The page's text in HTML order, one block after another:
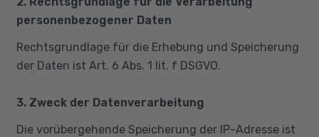
personenbezogener Daten
Rechtsgrundlage für die Erhebung und Speicherung
der Daten ist Art. 6 Abs. 1 lit. f DSGVO.
3. Zweck der Datenverarbeitung
Die vorübergehende Speicherung der IP-Adresse ist